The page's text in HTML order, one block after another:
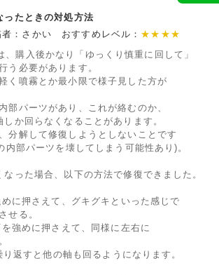
ったときの対処方法
：さかい おすすめレベル： ★★★★
購入後かなり「ゆっくり慎重に回して」
う必要があります。
く噴霧とか最小限で様子見した方が
部パーツがあり、これが絡むのか、
か回らなくなることがあります。
分解して修復しようとしないことです
内部パーツを壊してしまう可能性あり)。
った場合、以下の方法で修復できました。
に押さえて、グキグキといった感じで
せる。
強めに押さえて、同様に左右に
返すと他の軸も回るようになります。